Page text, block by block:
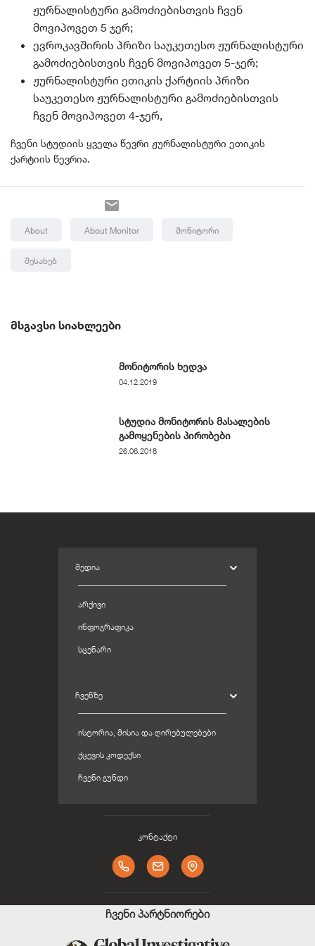
ჟურნალისტური გამოძიებისთვის ჩვენ
მოვიპოვეთ 5 ჯერ;
ევროკავშირის პრიზი საუკეთესო ჟურნალისტური
გამოძიებისთვის ჩვენ მოვიპოვეთ 5-ჯერ;
ჟურნალისტური ეთიკის ქარტიის პრიზი
საუკეთესო ჟურნალისტური გამოძიებისთვის
ჩვენ მოვიპოვეთ 4-ჯერ,
ჩვენი სტუდიის ყველა წევრი ჟურნალისტური ეთიკის
ქარტიის წევრია.
About About Monitor Მონიტორი
Შესახებ
ᲛᲡᲒᲐᲕᲡᲘ ᲡᲘᲐᲮᲚᲔᲔᲑᲘ
მონიტორის ხედვა
04.12.2019
სტუდია მონიტორის მასალების
გამოყენების პირობები
26.06.2018
ᲛᲔᲓᲘᲐ
ᲐᲠᲥᲘᲕᲘ
ᲘᲜᲤᲝᲒᲠᲐᲤᲘᲙᲐ
ᲡᲪᲔᲜᲐᲠᲘ
ᲩᲕᲔᲜᲖᲔ
ᲘᲡᲢᲝᲠᲘᲐ, ᲛᲘᲡᲘᲐ ᲓᲐ ᲦᲘᲠᲔᲑᲣᲚᲔᲑᲔᲑᲘ
ᲥᲪᲔᲕᲘᲡ ᲙᲝᲓᲔᲥᲡᲘ
ᲩᲕᲔᲜᲘ ᲒᲣᲜᲓᲘ
კონტაქტი
ჩვენი პარტნიორები